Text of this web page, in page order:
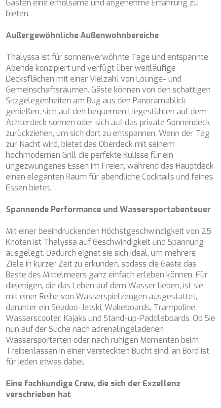
Gästen eine erholsame und angenehme Erfahrung zu
bieten.
Außergewöhnliche Außenwohnbereiche
Thalyssa ist für sonnenverwöhnte Tage und entspannte
Abende konzipiert und verfügt über weitläufige
Decksflächen mit einer Vielzahl von Lounge- und
Gemeinschaftsräumen. Gäste können von den schattigen
Sitzgelegenheiten am Bug aus den Panoramablick
genießen, sich auf den bequemen Liegestühlen auf dem
Achterdeck sonnen oder sich auf das private Sonnendeck
zurückziehen, um sich dort zu entspannen. Wenn der Tag
zur Nacht wird, bietet das Oberdeck mit seinem
hochmodernen Grill die perfekte Kulisse für ein
ungezwungenes Essen im Freien, während das Hauptdeck
einen eleganten Raum für abendliche Cocktails und feines
Essen bietet.
Spannende Performance und Wassersportabenteuer
Mit einer beeindruckenden Höchstgeschwindigkeit von 25
Knoten ist Thalyssa auf Geschwindigkeit und Spannung
ausgelegt. Dadurch eignet sie sich ideal, um mehrere
Ziele in kurzer Zeit zu erkunden, sodass die Gäste das
Beste des Mittelmeers ganz einfach erleben können. Für
diejenigen, die das Leben auf dem Wasser lieben, ist sie
mit einer Reihe von Wasserspielzeugen ausgestattet,
darunter ein Seadoo-Jetski, Wakeboards, Trampoline,
Wasserscooter, Kajaks und Stand-up-Paddleboards. Ob Sie
nun auf der Suche nach adrenalingeladenen
Wassersportarten oder nach ruhigen Momenten beim
Treibenlassen in einer versteckten Bucht sind, an Bord ist
für jeden etwas dabei.
Eine fachkundige Crew, die sich der Exzellenz
verschrieben hat
CHRISTINA O
CLASE AZUL
CLOUD IX
CONSTANTER
CORE
CORNELIA
CORSARIO
D5
DAIMA
DALMATINO
DAMARI
DANIDA
DANZAS
DARLIN
DAY OFF
DB9
DE ZEUS
DESAMIS B
DHAMMA II
DIVINE
DOLCE VITA
DOLCE VITA IV
DONNA DEL MARE
E-MOTION
E3
ECCE NAVIGO
ELLY
ELVI
ENDLESS HORIZON
EOLIA
ESMERALDA OF THE SEAS
ETERNAL SPARK
Benutzers durch die kontinuierliche Beobachtung seiner
Surfgewohnheiten zu speichern. Dank ihnen können wir
die Surfgewohnheiten auf der Website kennen und
anzeigen.